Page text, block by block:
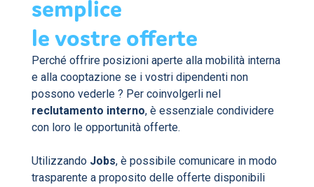
semplice
le vostre offerte
Perché offrire posizioni aperte alla mobilità interna
e alla cooptazione se i vostri dipendenti non
possono vederle ? Per coinvolgerli nel
reclutamento interno, è essenziale condividere
con loro le opportunità offerte.
Utilizzando Jobs, è possibile comunicare in modo
trasparente a proposito delle offerte disponibili